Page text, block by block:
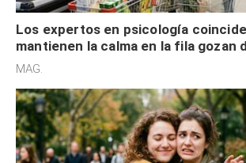
Los expertos en psicología
mantienen la calma en la fila gozan
cognitiva, gratitud y no solo tienen
MAG.